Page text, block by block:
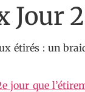
Jour
étirés : un
jour que